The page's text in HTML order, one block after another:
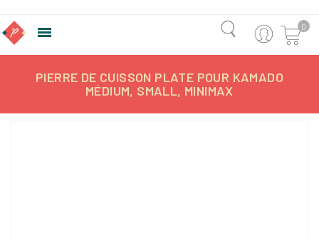
 0
PIERRE DE CUISSON PLATE POUR KAMADO
MÉDIUM, SMALL, MINIMAX